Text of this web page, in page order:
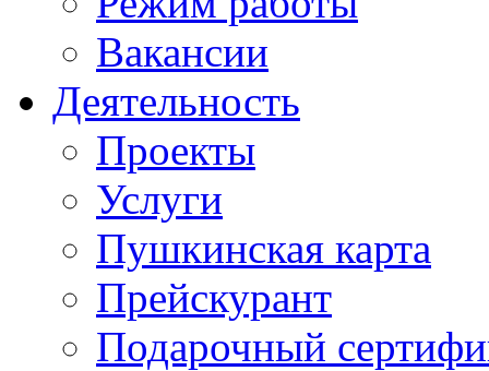
Вакансии
Деятельность
Проекты
Услуги
Пушкинская карта
Прейскурант
Подарочный